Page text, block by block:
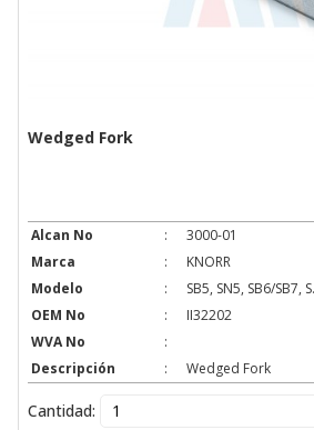
Wedged Fork
Alcan No :
3000-01
Marca
:
KNORR
Modelo
:
SB5, SN5, SB6/SB7,
OEM No
:
II32202
WVA No
:
Descripción
: Wedged Fork
Cantidad: